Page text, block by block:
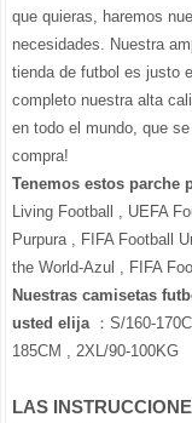
que quieras, haremos
necesidades. Nuestra
tienda de futbol es justo
completo nuestra alta
en todo el mundo, que
compra!
Tenemos estos parche
Living Football , UEFA
Purpura , FIFA Football
the World-Azul , FIFA
Nuestras camisetas
usted elija：S/160-
185CM , 2XL/90-100KG
LAS